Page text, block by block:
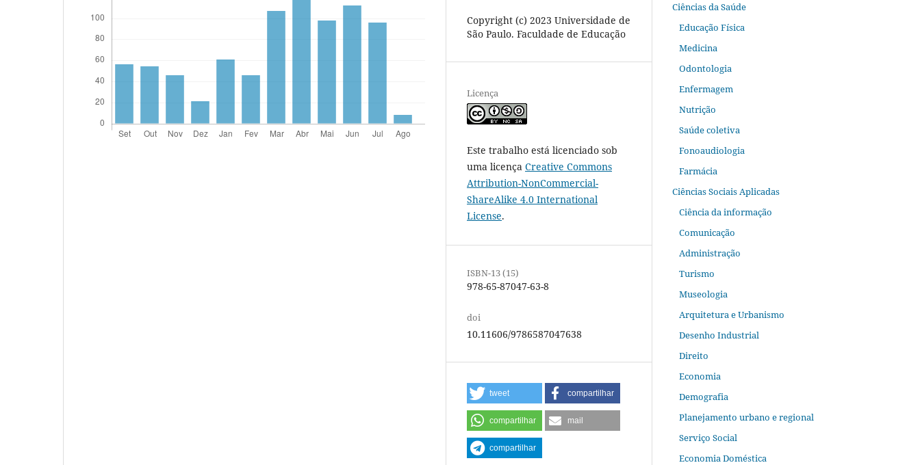
Copyright (c) 2023 Universidade de
São Paulo. Faculdade de Educação
Licença
Este trabalho está licenciado sob
uma licença Creative Commons
Attribution-NonCommercial-
ShareAlike 4.0 International
License.
ISBN-13 (15)
978-65-87047-63-8
doi
10.11606/9786587047638
tweet compartilhar
compartilhar mail
compartilhar
Ciências da Saúde
Educação Física
Medicina
Odontologia
Enfermagem
Nutrição
Saúde coletiva
Fonoaudiologia
Farmácia
Ciências Sociais Aplicadas
Ciência da informação
Comunicação
Administração
Turismo
Museologia
Arquitetura e Urbanismo
Desenho Industrial
Direito
Economia
Demografia
Planejamento urbano e regional
Serviço Social
Economia Doméstica